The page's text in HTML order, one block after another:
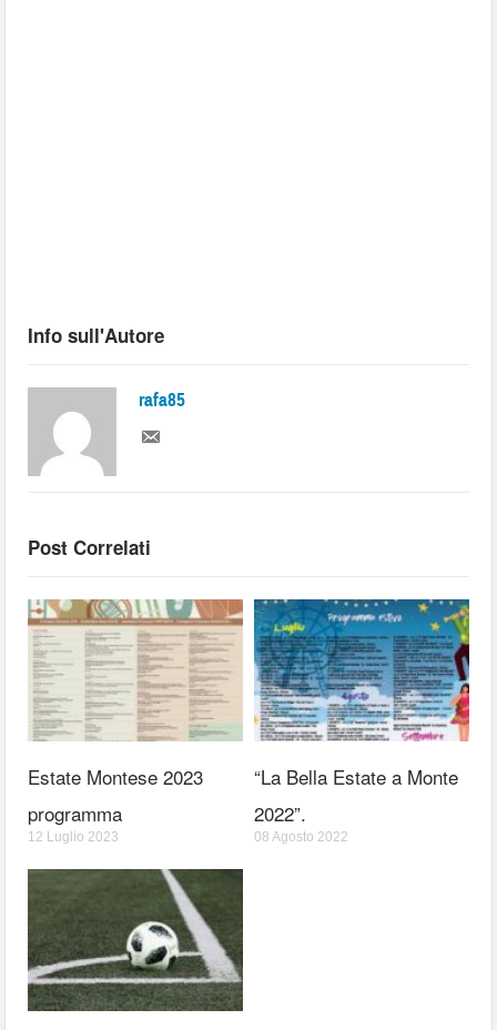
Info sull'Autore
rafa85
Post Correlati
Estate Montese 2023
programma
12 Luglio 2023
“La Bella Estate a Monte
2022”.
08 Agosto 2022